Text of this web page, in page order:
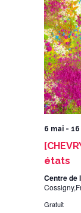
6 mai - 16
états
Centre de
Gratuit